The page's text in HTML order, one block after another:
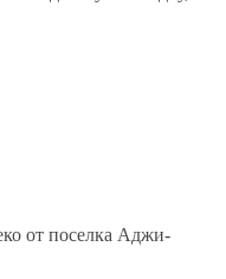
от поселка Аджи-